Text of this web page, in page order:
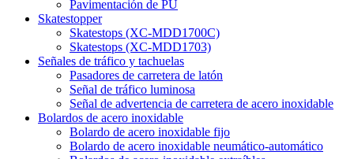
Pavimentación de PU
Skatestopper
Skatestops (XC-MDD1700C)
Skatestops (XC-MDD1703)
Señales de tráfico y tachuelas
Pasadores de carretera de latón
Señal de tráfico luminosa
Señal de advertencia de carretera de acero inoxidable
Bolardos de acero inoxidable
Bolardo de acero inoxidable fijo
Bolardo de acero inoxidable neumático-automático